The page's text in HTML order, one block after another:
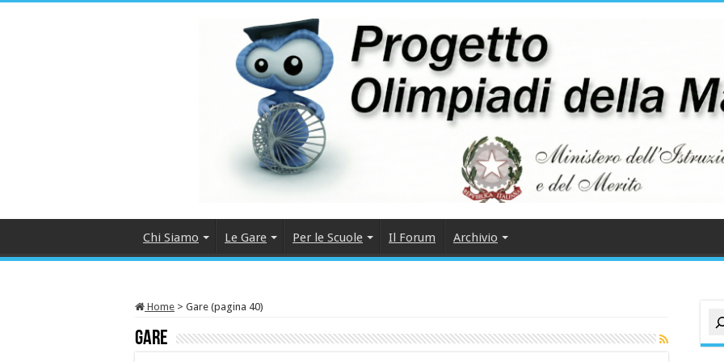
Chi Siamo Le Gare Per le Scuole Il Forum Archivio
Home > Gare (pagina 40)
Gare